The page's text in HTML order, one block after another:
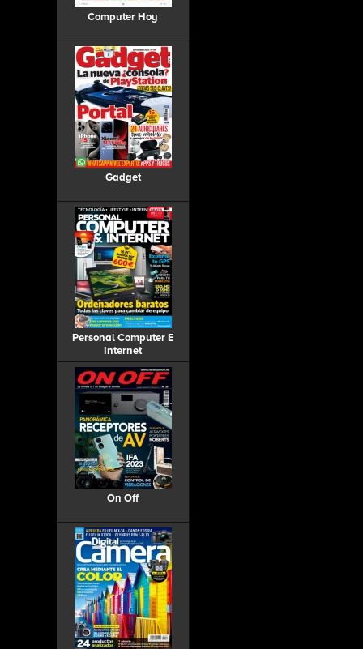
Computer Hoy
Gadget
Personal Computer E
Internet
On Off